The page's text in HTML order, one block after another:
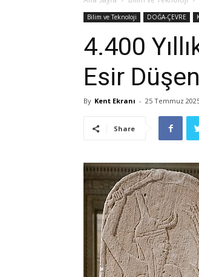
Bilim ve Teknoloji DOĞA-ÇEVRE
4.400
Esir Düşen
By Kent Ekranı - 25 Temmuz
Share